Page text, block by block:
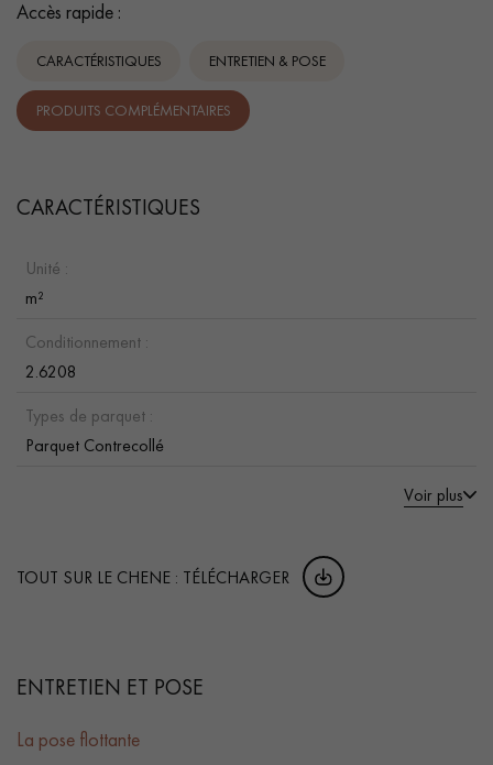
Accès rapide :
CARACTÉRISTIQUES ENTRETIEN & POSE
PRODUITS COMPLÉMENTAIRES
CARACTÉRISTIQUES
Unité :
m²
Conditionnement :
2.6208
Types de parquet :
Parquet Contrecollé
Voir plus
TOUT SUR LE CHENE : TÉLÉCHARGER
ENTRETIEN ET POSE
La pose flottante